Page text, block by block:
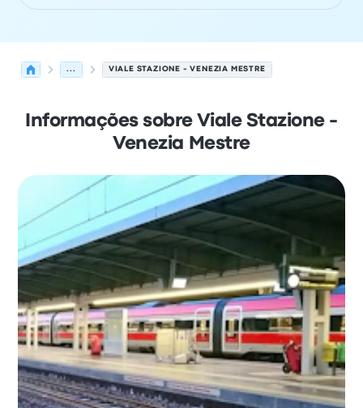
... VIALE STAZIONE - VENEZIA MESTRE
Informações sobre Viale Stazione -
Venezia Mestre